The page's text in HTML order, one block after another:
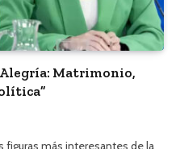
Alegría: Matrimonio,
figuras más interesantes de la